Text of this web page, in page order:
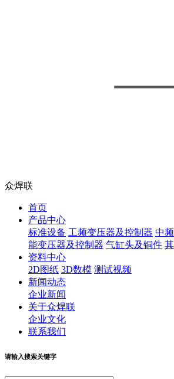
众焊联
首页
产品中心
标准设备 工频变压器及控制器 中
能变压器及控制器 气缸头及铜件
资料中心
2D图纸 3D数模 测试视频
新闻动态
企业新闻
关于众焊联
企业文化
联系我们
请输入搜索关键字